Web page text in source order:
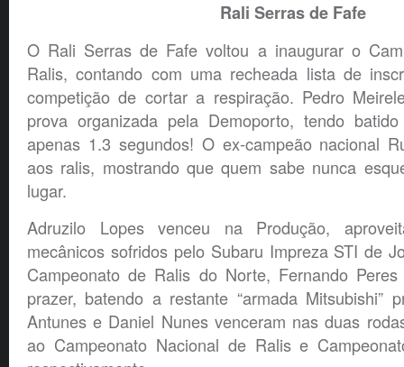
Rali Serras de Fafe
O Rali Serras de Fafe voltou a inaugurar o
Ralis, contando com uma recheada lista de
competição de cortar a respiração. Pedro
prova organizada pela Demoporto, tendo
apenas 1.3 segundos! O ex-campeão nacional
aos ralis, mostrando que quem sabe nunca
lugar.
Adruzilo Lopes venceu na Produção,
mecânicos sofridos pelo Subaru Impreza STI de
Campeonato de Ralis do Norte, Fernando
prazer, batendo a restante “armada Mitsubishi”
Antunes e Daniel Nunes venceram nas duas
ao Campeonato Nacional de Ralis e